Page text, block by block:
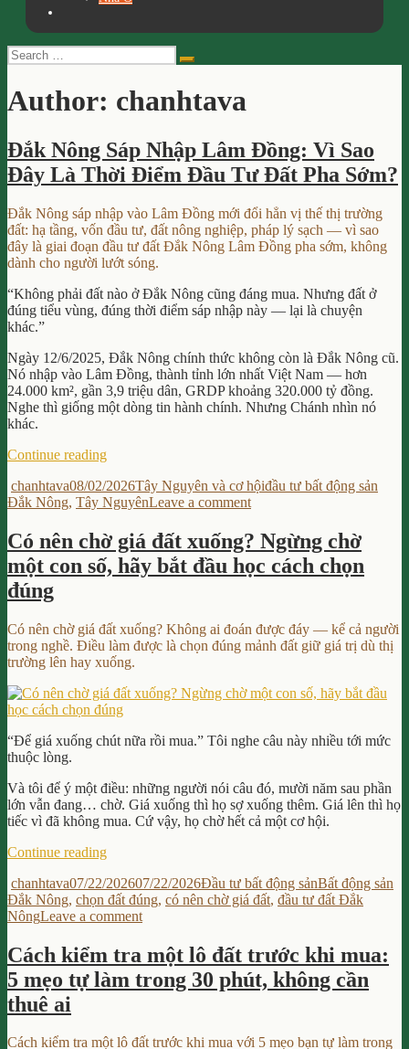
Search
for:
Search
Author: chanhtava
Đắk Nông Sáp Nhập Lâm Đồng: Vì Sao
Đây Là Thời Điểm Đầu Tư Đất Pha Sớm?
Đắk Nông sáp nhập vào Lâm Đồng mới đổi hẳn vị thế thị trường
đất: hạ tầng, vốn đầu tư, đất nông nghiệp, pháp lý sạch — vì sao
đây là giai đoạn đầu tư đất Đắk Nông Lâm Đồng pha sớm, không
dành cho người lướt sóng.
“Không phải đất nào ở Đắk Nông cũng đáng mua. Nhưng đất ở
đúng tiểu vùng, đúng thời điểm sáp nhập này — lại là chuyện
khác.”
Ngày 12/6/2025, Đắk Nông chính thức không còn là Đắk Nông cũ.
Nó nhập vào Lâm Đồng, thành tỉnh lớn nhất Việt Nam — hơn
24.000 km², gần 3,9 triệu dân, GRDP khoảng 320.000 tỷ đồng.
Nghe thì giống một dòng tin hành chính. Nhưng Chánh nhìn nó
khác.
Continue reading“Đắk
Sáp
Nhập
Đồng:
Vì
Sao
Điểm
Đầu
Tư
Đất
Pha
Sớm?”
Author
chanhtavaPosted
on
08/02/2026Categories
Tây Nguyên và cơ hộiTags
đầu tư bất động sản
Đắk Nông, Tây NguyênLeave a commenton
Nông
Sáp
Nhập
Sao
Đây
Điểm
Đất
Sớm?
Có nên chờ giá đất xuống? Ngừng chờ
một con số, hãy bắt đầu học cách chọn
đúng
Có nên chờ giá đất xuống? Không ai đoán được đáy — kể cả người
trong nghề. Điều làm được là chọn đúng mảnh đất giữ giá trị dù thị
trường lên hay xuống.
“Để giá xuống chút nữa rồi mua.” Tôi nghe câu này nhiều tới mức
thuộc lòng.
Và tôi để ý một điều: những người nói câu đó, mười năm sau phần
lớn vẫn đang… chờ. Giá xuống thì họ sợ xuống thêm. Giá lên thì họ
tiếc vì đã không mua. Cứ vậy, họ chờ hết cả một cơ hội.
Continue reading“Có
chờ
giá
đất
Ngừng
chờ
một
Author
chanhtavaPosted
on
07/22/202607/22/2026Categories
Đầu tư bất động sảnTags
Bất động sản
Đắk Nông, chọn đất đúng, có nên chờ giá đất, đầu tư đất Đắk
NôngLeave a commenton
chờ
giá
Cách kiểm tra một lô đất trước khi mua:
5 mẹo tự làm trong 30 phút, không cần
thuê ai
Cách kiểm tra một lô đất trước khi mua với 5 mẹo bạn tự làm trong